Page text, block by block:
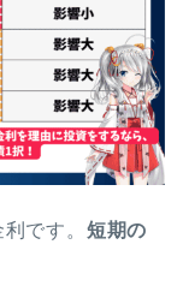
です。 短期の